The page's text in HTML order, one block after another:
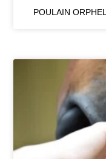
POULAIN